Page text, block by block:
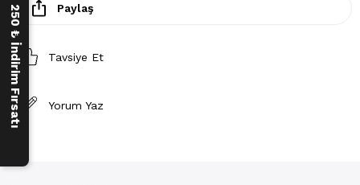
Paylaş
Tavsiye Et
Yorum Yaz
250 ₺ İndirim Fırsatı